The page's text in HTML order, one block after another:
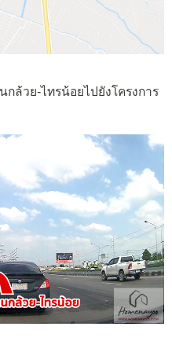
กล้วย-ไทรน้อยไปยังโครงการ